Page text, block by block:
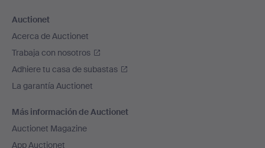
Auctionet
Acerca de Auctionet
Trabaja con nosotros
Adhiere tu casa de subastas
La garantía Auctionet
Más información de Auctionet
Auctionet Magazine
App Auctionet